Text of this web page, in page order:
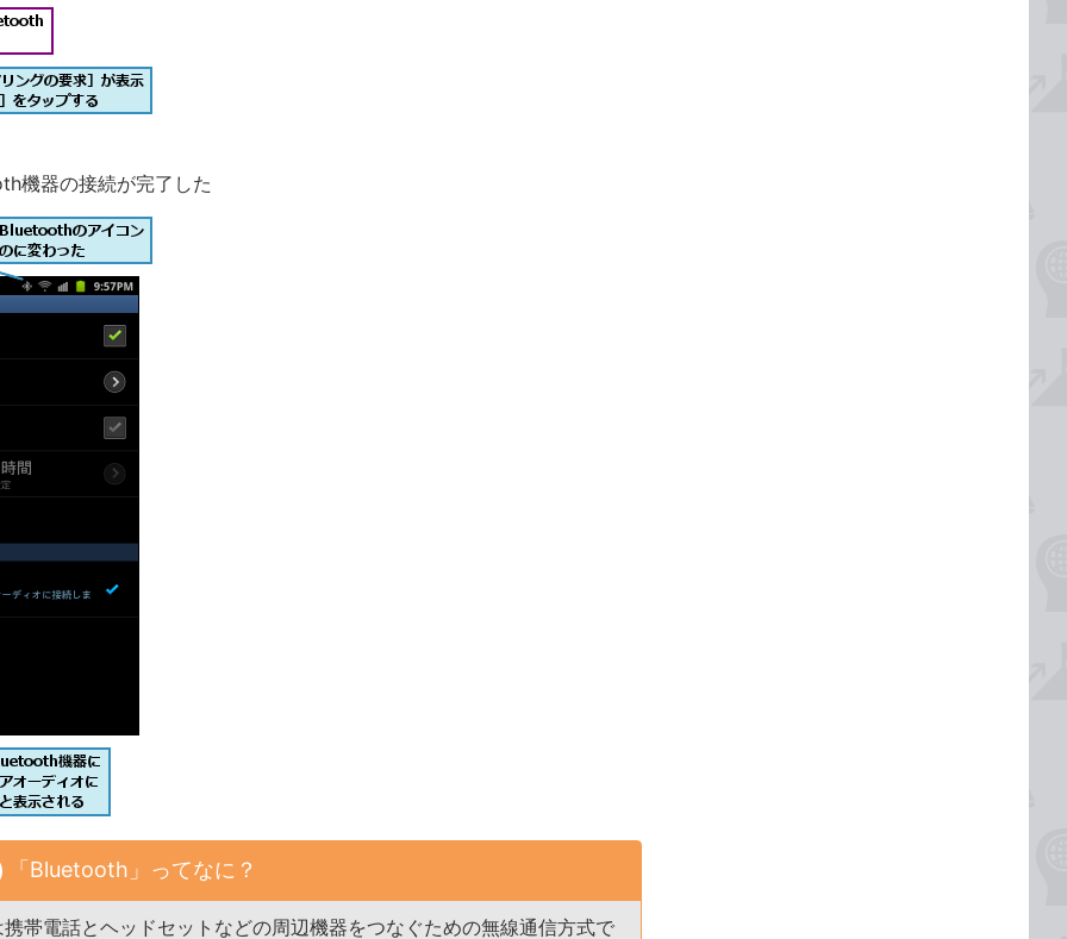
機器の接続が完了した
「Bluetooth」ってなに？
帯電話とヘッドセットなどの周辺機器をつなぐための無線通信方式で